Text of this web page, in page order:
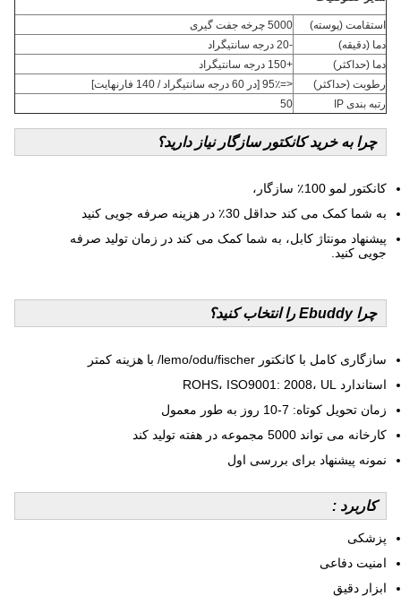
استقامت (پوسته)
5000 چرخه جفت گیری
دما (دقیقه)
-20 درجه سانتیگراد
دما (حداکثر)
+150 درجه سانتیگراد
رطوبت (حداکثر)
<=95٪ [در 60 درجه سانتیگراد / 140 فارنهایت]
رتبه بندی IP
50
چرا به خرید کانکتور سازگار نیاز دارید؟
کانکتور لمو 100٪ سازگار،
به شما کمک می کند حداقل 30٪ در هزینه صرفه جویی کنید
پیشنهاد مونتاژ کابل، به شما کمک می کند در زمان تولید صرفه
جویی کنید.
چرا Ebuddy را انتخاب کنید؟
سازگاری کامل با کانکتور lemo/odu/fischer/ با هزینه کمتر
استاندارد ROHS، ISO9001: 2008، UL
زمان تحویل کوتاه: 7-10 روز به طور معمول
کارخانه می تواند 5000 مجموعه در هفته تولید کند
نمونه پیشنهاد برای بررسی اول
کاربرد :
پزشکی
امنیت دفاعی
ابزار دقیق